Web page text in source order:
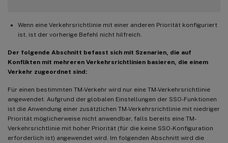
Wenn eine Verkehrsrichtlinie mit einer anderen Priorität konfiguriert
ist, ist der vorherige Befehl nicht hilfreich.
Der folgende Abschnitt befasst sich mit Szenarien, die auf
Konflikten mit mehreren Verkehrsrichtlinien basieren, die einem
Verkehr zugeordnet sind:
Für einen bestimmten TM-Verkehr wird nur eine TM-Verkehrsrichtlinie
angewendet. Aufgrund der globalen Einstellungen der SSO-Funktionen
ist die Anwendung einer zusätzlichen TM-Verkehrsrichtlinie mit niedriger
Priorität möglicherweise nicht anwendbar, falls bereits eine TM-
Verkehrsrichtlinie mit hoher Priorität (für die keine SSO-Konfiguration
erforderlich ist) angewendet wird. Im folgenden Abschnitt wird die